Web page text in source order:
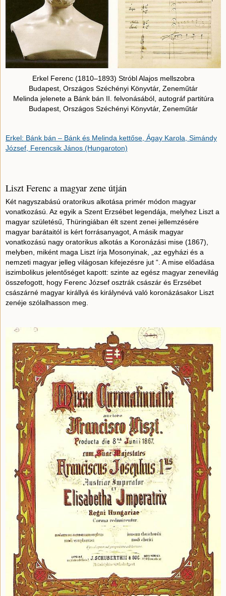
Erkel Ferenc (1810–1893) Stróbl Alajos mellszobra
Budapest, Országos Széchényi Könyvtár, Zeneműtár
Melinda jelenete a Bánk bán II. felvonásából, autográf partitúra
Budapest, Országos Széchényi Könyvtár, Zeneműtár
Erkel: Bánk bán – Bánk és Melinda kettőse, Ágay Karola, Simándy
József, Ferencsik János (Hungaroton)
Liszt Ferenc a magyar zene útján
Két nagyszabású oratorikus alkotása primér módon magyar
vonatkozású. Az egyik a Szent Erzsébet legendája, melyhez Liszt a
magyar születésű, Thüringiában élt szent zenei jellemzésére
magyar barátaitól is kért forrásanyagot, A másik magyar
vonatkozású nagy oratorikus alkotás a Koronázási mise (1867),
melyben, miként maga Liszt írja Mosonyinak, „az egyházi és a
nemzeti magyar jelleg világosan kifejezésre jut “. A mise előadása
iszimbolikus jelentőséget kapott: szinte az egész magyar zenevilág
összefogott, hogy Ferenc József osztrák császár és Erzsébet
császárné magyar királlyá és királynévá való koronázásakor Liszt
zenéje szólalhasson meg.